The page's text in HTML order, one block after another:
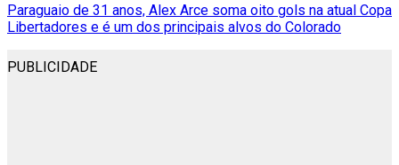
Paraguaio de 31 anos, Alex Arce soma oito gols na atual Copa
Libertadores e é um dos principais alvos do Colorado
PUBLICIDADE